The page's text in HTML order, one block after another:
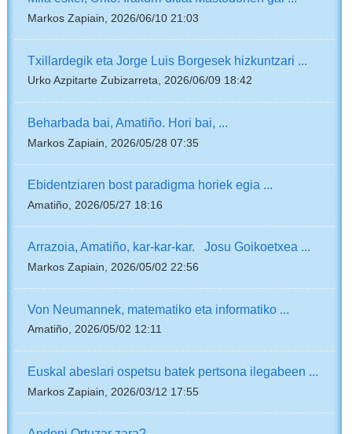
Markos Zapiain, 2026/06/10 21:03
Txillardegik eta Jorge Luis Borgesek hizkuntzari ...
Urko Azpitarte Zubizarreta, 2026/06/09 18:42
Beharbada bai, Amatiño. Hori bai, ...
Markos Zapiain, 2026/05/28 07:35
Ebidentziaren bost paradigma horiek egia ...
Amatiño, 2026/05/27 18:16
Arrazoia, Amatiño, kar-kar-kar. Josu Goikoetxea ...
Markos Zapiain, 2026/05/02 22:56
Von Neumannek, matematiko eta informatiko ...
Amatiño, 2026/05/02 12:11
Euskal abeslari ospetsu batek pertsona ilegabeen ...
Markos Zapiain, 2026/03/12 17:55